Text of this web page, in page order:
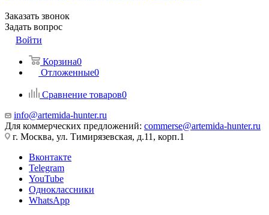
Заказать звонок
Задать вопрос
Войти
Корзина0
Отложенные0
Сравнение товаров0
info@artemida-hunter.ru
Для коммерческих предложений: commerse@artemida-hunter.ru
г. Москва, ул. Тимирязевская, д.11, корп.1
Вконтакте
Telegram
YouTube
Одноклассники
WhatsApp